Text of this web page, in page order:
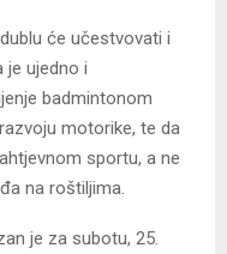
će učestvovati i
je ujedno i
badmintonom
motorike, te da
sportu, a ne
na roštiljima.
je za subotu, 25.